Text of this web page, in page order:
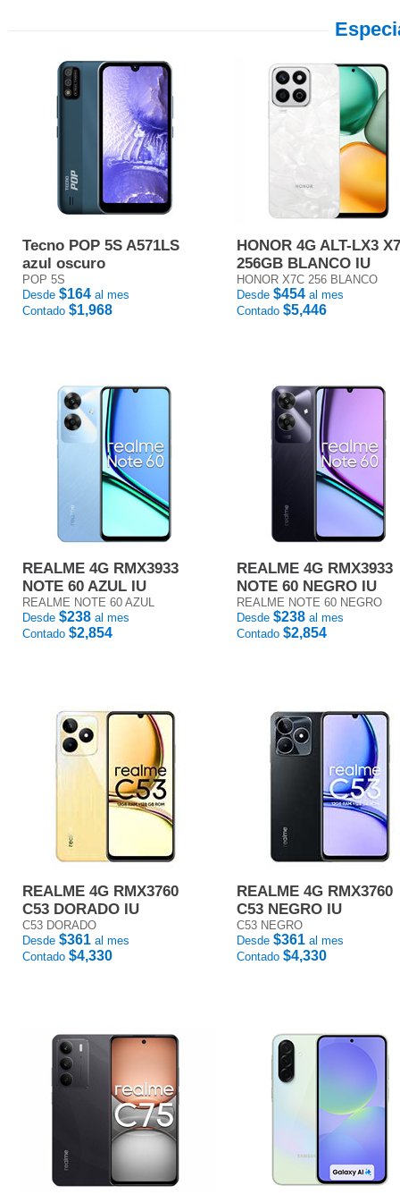
Tecno POP 5S A571LS
azul oscuro
POP 5S
Desde $164 al mes
Contado $1,968
HONOR 4G ALT-LX3
256GB BLANCO IU
HONOR X7C 256 BLANCO
Desde $454 al mes
Contado $5,446
REALME 4G RMX3933
NOTE 60 AZUL IU
REALME NOTE 60 AZUL
Desde $238 al mes
Contado $2,854
REALME 4G RMX3933
NOTE 60 NEGRO IU
REALME NOTE 60 NEGRO
Desde $238 al mes
Contado $2,854
REALME 4G RMX3760
C53 DORADO IU
C53 DORADO
Desde $361 al mes
Contado $4,330
REALME 4G RMX3760
C53 NEGRO IU
C53 NEGRO
Desde $361 al mes
Contado $4,330